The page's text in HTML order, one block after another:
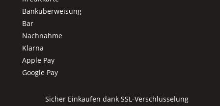
Banküberweisung
Bar
Nachnahme
Klarna
Apple Pay
Google Pay
Sicher Einkaufen dank SSL-Verschlüsselung